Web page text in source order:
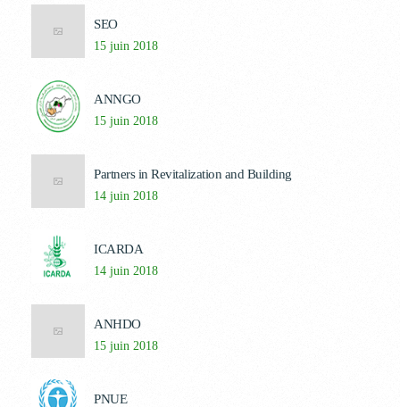
SEO
15 juin 2018
ANNGO
15 juin 2018
Partners in Revitalization and Building
14 juin 2018
ICARDA
14 juin 2018
ANHDO
15 juin 2018
PNUE